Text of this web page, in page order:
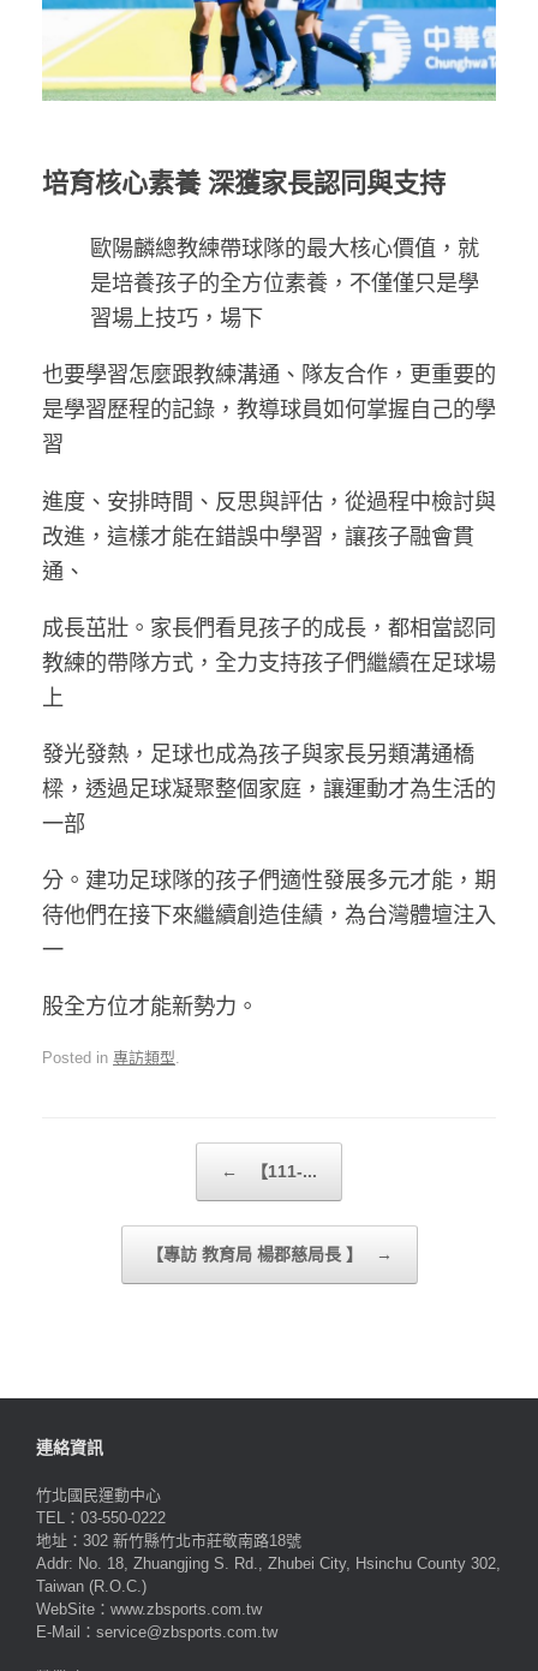
培育核心素養 深獲家長認同與支持
歐陽麟總教練帶球隊的最大核心價值，就
是培養孩子的全方位素養，不僅僅只是學
習場上技巧，場下
也要學習怎麼跟教練溝通、隊友合作，更重要的
是學習歷程的記錄，教導球員如何掌握自己的學
習
進度、安排時間、反思與評估，從過程中檢討與
改進，這樣才能在錯誤中學習，讓孩子融會貫
通、
成長茁壯。家長們看見孩子的成長，都相當認同
教練的帶隊方式，全力支持孩子們繼續在足球場
上
發光發熱，足球也成為孩子與家長另類溝通橋
樑，透過足球凝聚整個家庭，讓運動才為生活的
一部
分。建功足球隊的孩子們適性發展多元才能，期
待他們在接下來繼續創造佳績，為台灣體壇注入
一
股全方位才能新勢力。
Posted in 專訪類型
← 【111-...
【專訪 教育局 楊郡慈局長 】 →
連絡資訊
竹北國民運動中心
TEL：03-550-0222
地址：302 新竹縣竹北市莊敬南路18號
Addr: No. 18, Zhuangjing S. Rd., Zhubei City, Hsinchu County 302,
Taiwan (R.O.C.)
WebSite：www.zbsports.com.tw
E-Mail：service@zbsports.com.tw